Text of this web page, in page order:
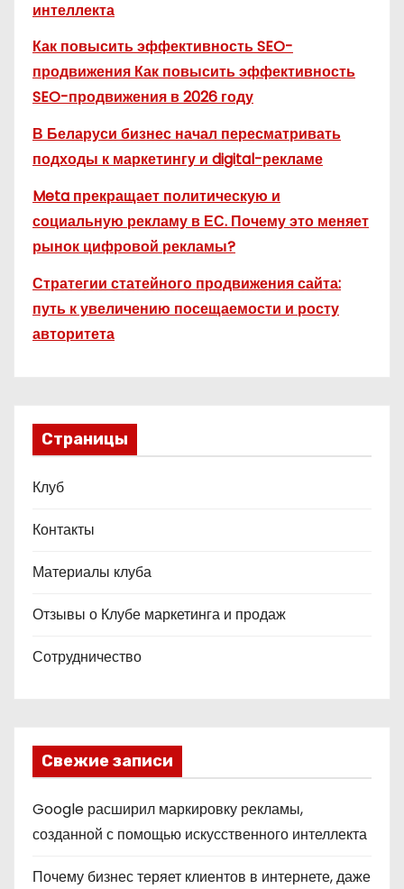
интеллекта
Как повысить эффективность SEO-
продвижения Как повысить эффективность
SEO-продвижения в 2026 году
В Беларуси бизнес начал пересматривать
подходы к маркетингу и digital-рекламе
Meta прекращает политическую и
социальную рекламу в ЕС. Почему это меняет
рынок цифровой рекламы?
Стратегии статейного продвижения сайта:
путь к увеличению посещаемости и росту
авторитета
Страницы
Клуб
Контакты
Материалы клуба
Отзывы о Клубе маркетинга и продаж
Сотрудничество
Свежие записи
Google расширил маркировку рекламы,
созданной с помощью искусственного интеллекта
Почему бизнес теряет клиентов в интернете, даже